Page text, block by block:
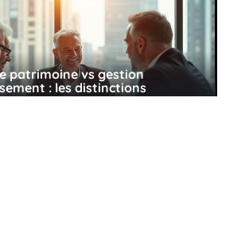
patrimoine vs gestion
: les distinctions